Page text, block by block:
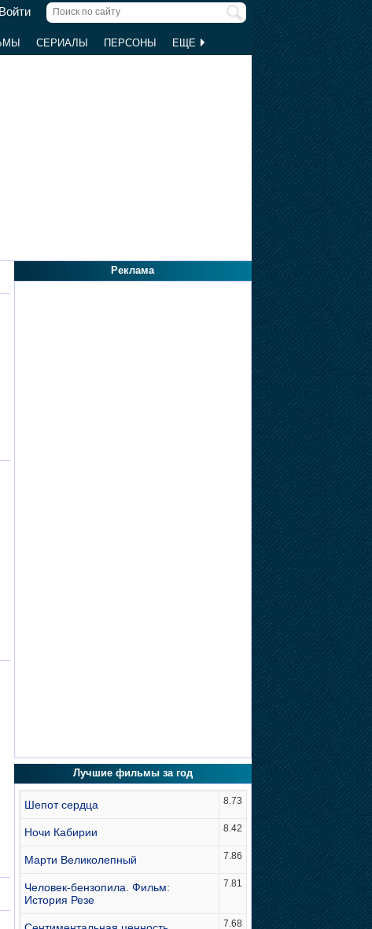
Войти
СЕРИАЛЫ ПЕРСОНЫ ЕЩЕ
Реклама
Лучшие фильмы за год
Шепот сердца 8.73
Ночи Кабирии 8.42
Марти Великолепный 7.86
Человек-бензопила. Фильм:
История Резе
7.81
7.68